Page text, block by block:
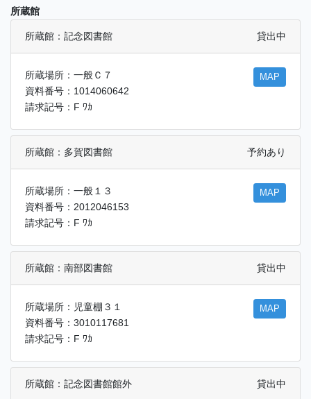
所蔵館
所蔵館：記念図書館 貸出中
所蔵場所：一般Ｃ７
資料番号：1014060642
請求記号：F ﾜｶ
MAP
所蔵館：多賀図書館 予約あり
所蔵場所：一般１３
資料番号：2012046153
請求記号：F ﾜｶ
MAP
所蔵館：南部図書館 貸出中
所蔵場所：児童棚３１
資料番号：3010117681
請求記号：F ﾜｶ
MAP
所蔵館：記念図書館館外 貸出中